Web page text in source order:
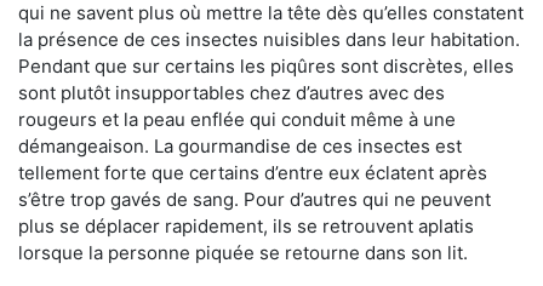
qui ne savent plus où mettre la tête dès qu’elles constatent
la présence de ces insectes nuisibles dans leur habitation.
Pendant que sur certains les piqûres sont discrètes, elles
sont plutôt insupportables chez d’autres avec des
rougeurs et la peau enflée qui conduit même à une
démangeaison. La gourmandise de ces insectes est
tellement forte que certains d’entre eux éclatent après
s’être trop gavés de sang. Pour d’autres qui ne peuvent
plus se déplacer rapidement, ils se retrouvent aplatis
lorsque la personne piquée se retourne dans son lit.